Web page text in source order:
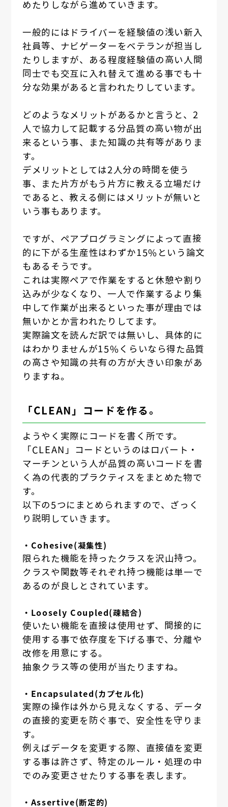
めたりしながら進めていきます。
一般的にはドライバーを経験値の浅い新入
社員等、ナビゲーターをベテランが担当し
たりしますが、ある程度経験値の高い人間
同士でも交互に入れ替えて進める事でも十
分な効果があると言われたりしています。
どのようなメリットがあるかと言うと、2
人で協力して記載する分品質の高い物が出
来るという事、また知識の共有等がありま
す。
デメリットとしては2人分の時間を使う
事、また片方がもう片方に教える立場だけ
であると、教える側にはメリットが無いと
いう事もあります。
ですが、ペアプログラミングによって直接
的に下がる生産性はわずか15%という論文
もあるそうです。
これは実際ペアで作業をすると休憩や割り
込みが少なくなり、一人で作業するより集
中して作業が出来るといった事が理由では
無いかとか言われたりしてます。
実際論文を読んだ訳では無いし、具体的に
はわかりませんが15%くらいなら得た品質
の高さや知識の共有の方が大きい印象があ
りますね。
「CLEAN」コードを作る。
ようやく実際にコードを書く所です。
「CLEAN」コードというのはロバート・
マーチンという人が品質の高いコードを書
く為の代表的プラクティスをまとめた物で
す。
以下の5つにまとめられますので、ざっく
り説明していきます。
・Cohesive(凝集性)
限られた機能を持ったクラスを沢山持つ。
クラスや関数等それぞれ持つ機能は単一で
あるのが良しとされています。
・Loosely Coupled(疎結合)
使いたい機能を直接は使用せず、間接的に
使用する事で依存度を下げる事で、分離や
改修を用意にする。
抽象クラス等の使用が当たりますね。
・Encapsulated(カプセル化)
実際の操作は外から見えなくする、データ
の直接的変更を防ぐ事で、安全性を守りま
す。
例えばデータを変更する際、直接値を変更
する事は許さず、特定のルール・処理の中
でのみ変更させたりする事を表します。
・Assertive(断定的)